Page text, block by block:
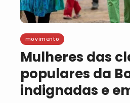
movimento
Mulheres das
populares da
indignadas e